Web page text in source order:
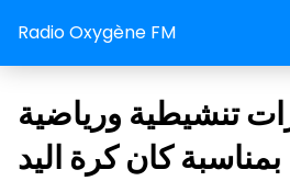
Radio Oxygène FM
تنشيطية ورياضية
بمناسبة كان كرة اليد